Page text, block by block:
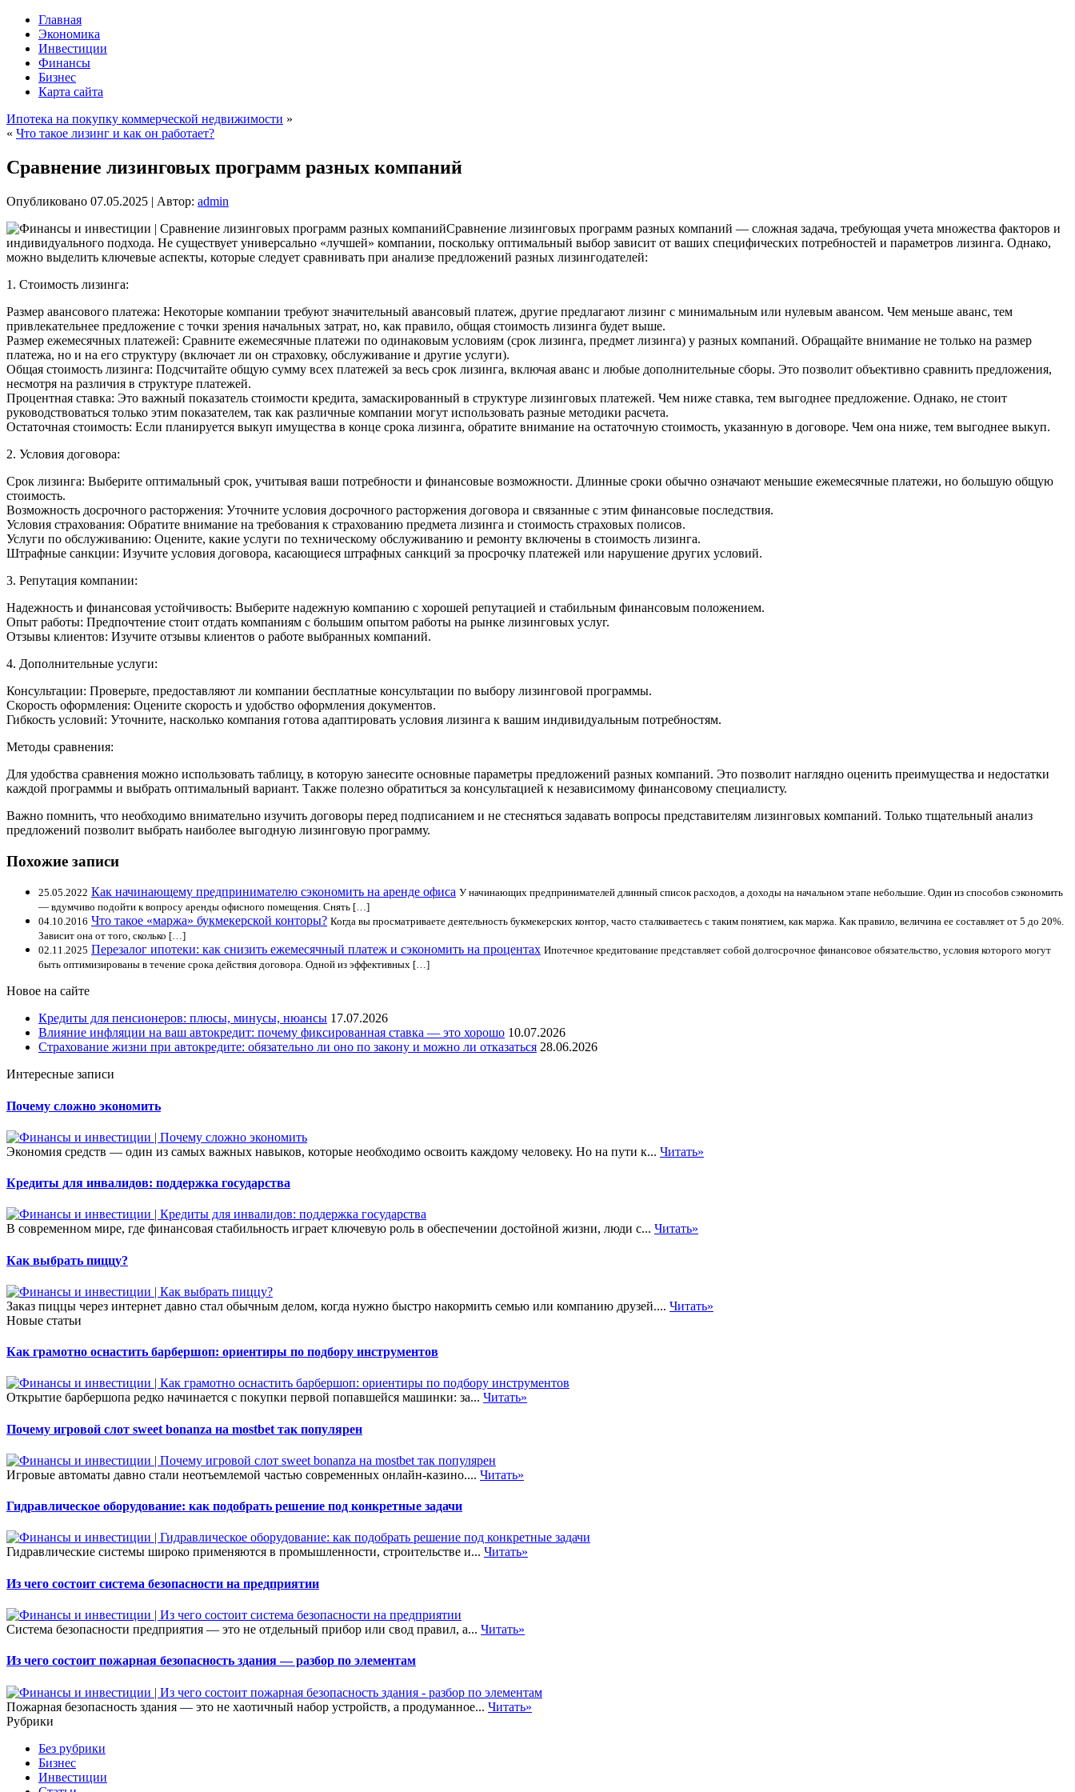
Главная
Экономика
Инвестиции
Финансы
Бизнес
Карта сайта
Ипотека на покупку коммерческой недвижимости »
« Что такое лизинг и как он работает?
Сравнение лизинговых программ разных компаний
Опубликовано 07.05.2025 | Автор: admin
Сравнение лизинговых программ разных компаний — сложная задача, требующая учета множества факторов и
индивидуального подхода. Не существует универсально «лучшей» компании, поскольку оптимальный выбор зависит от ваших специфических потребностей и параметров лизинга. Однако,
можно выделить ключевые аспекты, которые следует сравнивать при анализе предложений разных лизингодателей:
1. Стоимость лизинга:
Размер авансового платежа: Некоторые компании требуют значительный авансовый платеж, другие предлагают лизинг с минимальным или нулевым авансом. Чем меньше аванс, тем
привлекательнее предложение с точки зрения начальных затрат, но, как правило, общая стоимость лизинга будет выше.
Размер ежемесячных платежей: Сравните ежемесячные платежи по одинаковым условиям (срок лизинга, предмет лизинга) у разных компаний. Обращайте внимание не только на размер
платежа, но и на его структуру (включает ли он страховку, обслуживание и другие услуги).
Общая стоимость лизинга: Подсчитайте общую сумму всех платежей за весь срок лизинга, включая аванс и любые дополнительные сборы. Это позволит объективно сравнить предложения,
несмотря на различия в структуре платежей.
Процентная ставка: Это важный показатель стоимости кредита, замаскированный в структуре лизинговых платежей. Чем ниже ставка, тем выгоднее предложение. Однако, не стоит
руководствоваться только этим показателем, так как различные компании могут использовать разные методики расчета.
Остаточная стоимость: Если планируется выкуп имущества в конце срока лизинга, обратите внимание на остаточную стоимость, указанную в договоре. Чем она ниже, тем выгоднее выкуп.
2. Условия договора:
Срок лизинга: Выберите оптимальный срок, учитывая ваши потребности и финансовые возможности. Длинные сроки обычно означают меньшие ежемесячные платежи, но большую общую
стоимость.
Возможность досрочного расторжения: Уточните условия досрочного расторжения договора и связанные с этим финансовые последствия.
Условия страхования: Обратите внимание на требования к страхованию предмета лизинга и стоимость страховых полисов.
Услуги по обслуживанию: Оцените, какие услуги по техническому обслуживанию и ремонту включены в стоимость лизинга.
Штрафные санкции: Изучите условия договора, касающиеся штрафных санкций за просрочку платежей или нарушение других условий.
3. Репутация компании:
Надежность и финансовая устойчивость: Выберите надежную компанию с хорошей репутацией и стабильным финансовым положением.
Опыт работы: Предпочтение стоит отдать компаниям с большим опытом работы на рынке лизинговых услуг.
Отзывы клиентов: Изучите отзывы клиентов о работе выбранных компаний.
4. Дополнительные услуги:
Консультации: Проверьте, предоставляют ли компании бесплатные консультации по выбору лизинговой программы.
Скорость оформления: Оцените скорость и удобство оформления документов.
Гибкость условий: Уточните, насколько компания готова адаптировать условия лизинга к вашим индивидуальным потребностям.
Методы сравнения:
Для удобства сравнения можно использовать таблицу, в которую занесите основные параметры предложений разных компаний. Это позволит наглядно оценить преимущества и недостатки
каждой программы и выбрать оптимальный вариант. Также полезно обратиться за консультацией к независимому финансовому специалисту.
Важно помнить, что необходимо внимательно изучить договоры перед подписанием и не стесняться задавать вопросы представителям лизинговых компаний. Только тщательный анализ
предложений позволит выбрать наиболее выгодную лизинговую программу.
Похожие записи
25.05.2022 Как начинающему предпринимателю сэкономить на аренде офиса У начинающих предпринимателей длинный список расходов, а доходы на начальном этапе небольшие. Один из способов сэкономить
— вдумчиво подойти к вопросу аренды офисного помещения. Снять […]
04.10.2016 Что такое «маржа» букмекерской конторы? Когда вы просматриваете деятельность букмекерских контор, часто сталкиваетесь с таким понятием, как маржа. Как правило, величина ее составляет от 5 до 20%.
Зависит она от того, сколько […]
02.11.2025 Перезалог ипотеки: как снизить ежемесячный платеж и сэкономить на процентах Ипотечное кредитование представляет собой долгосрочное финансовое обязательство, условия которого могут
быть оптимизированы в течение срока действия договора. Одной из эффективных […]
Новое на сайте
Кредиты для пенсионеров: плюсы, минусы, нюансы 17.07.2026
Влияние инфляции на ваш автокредит: почему фиксированная ставка — это хорошо 10.07.2026
Страхование жизни при автокредите: обязательно ли оно по закону и можно ли отказаться 28.06.2026
Интересные записи
Почему сложно экономить
Экономия средств — один из самых важных навыков, которые необходимо освоить каждому человеку. Но на пути к... Читать»
Кредиты для инвалидов: поддержка государства
В современном мире, где финансовая стабильность играет ключевую роль в обеспечении достойной жизни, люди с... Читать»
Как выбрать пиццу?
Заказ пиццы через интернет давно стал обычным делом, когда нужно быстро накормить семью или компанию друзей.... Читать»
Новые статьи
Как грамотно оснастить барбершоп: ориентиры по подбору инструментов
Открытие барбершопа редко начинается с покупки первой попавшейся машинки: за... Читать»
Почему игровой слот sweet bonanza на mostbet так популярен
Игровые автоматы давно стали неотъемлемой частью современных онлайн-казино.... Читать»
Гидравлическое оборудование: как подобрать решение под конкретные задачи
Гидравлические системы широко применяются в промышленности, строительстве и... Читать»
Из чего состоит система безопасности на предприятии
Система безопасности предприятия — это не отдельный прибор или свод правил, а... Читать»
Из чего состоит пожарная безопасность здания — разбор по элементам
Пожарная безопасность здания — это не хаотичный набор устройств, а продуманное... Читать»
Рубрики
Без рубрики
Бизнес
Инвестиции